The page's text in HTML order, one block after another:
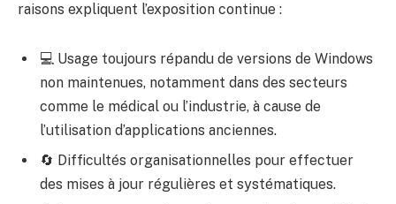
raisons expliquent l’exposition continue :
💻 Usage toujours répandu de versions de Windows
non maintenues, notamment dans des secteurs
comme le médical ou l’industrie, à cause de
l’utilisation d’applications anciennes.
🔄 Difficultés organisationnelles pour effectuer
des mises à jour régulières et systématiques.